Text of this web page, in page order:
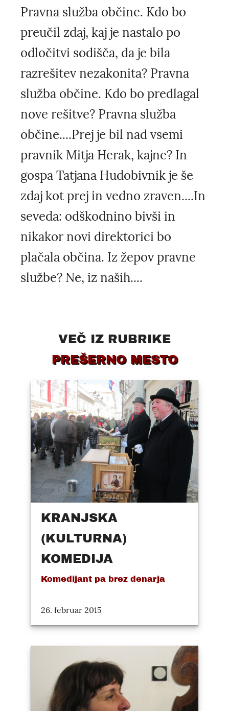
Pravna služba občine. Kdo bo
preučil zdaj, kaj je nastalo po
odločitvi sodišča, da je bila
razrešitev nezakonita? Pravna
služba občine. Kdo bo predlagal
nove rešitve? Pravna služba
občine....Prej je bil nad vsemi
pravnik Mitja Herak, kajne? In
gospa Tatjana Hudobivnik je še
zdaj kot prej in vedno zraven....In
seveda: odškodnino bivši in
nikakor novi direktorici bo
plačala občina. Iz žepov pravne
službe? Ne, iz naših....
VEČ IZ RUBRIKE
PREŠERNO MESTO
KRANJSKA
(KULTURNA)
KOMEDIJA
Komedijant pa brez denarja
26. februar 2015